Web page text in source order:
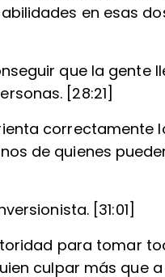
en esas
que la gente
[28:21]
correctamente
de quienes
[31:01]
para tomar
culpar más que